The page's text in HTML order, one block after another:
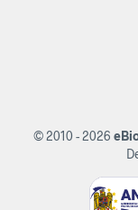
© 2010 - 2026